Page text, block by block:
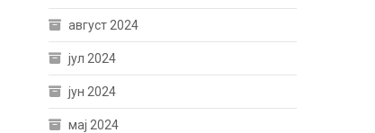
август 2024
јул 2024
јун 2024
мај 2024